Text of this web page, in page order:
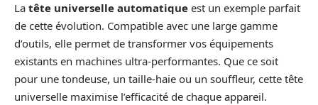
La tête universelle automatique est un exemple parfait
de cette évolution. Compatible avec une large gamme
d’outils, elle permet de transformer vos équipements
existants en machines ultra-performantes. Que ce soit
pour une tondeuse, un taille-haie ou un souffleur, cette tête
universelle maximise l’efficacité de chaque appareil.